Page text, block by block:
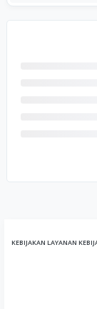
KEBIJAKAN LAYANAN